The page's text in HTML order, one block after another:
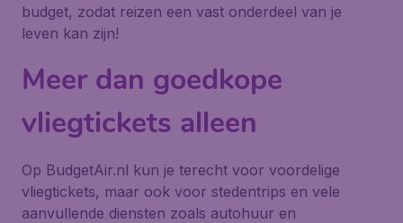
budget, zodat reizen een vast onderdeel van je
leven kan zijn!
Meer dan goedkope
vliegtickets alleen
Op BudgetAir.nl kun je terecht voor voordelige
vliegtickets, maar ook voor stedentrips en vele
aanvullende diensten zoals autohuur en